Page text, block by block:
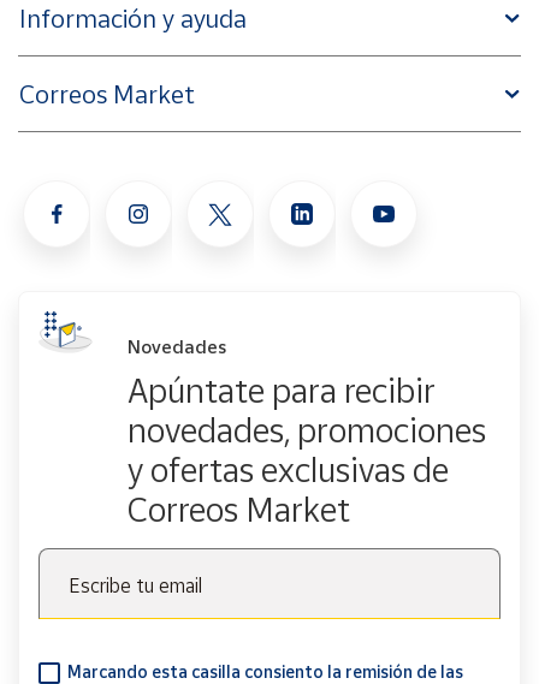
Información y ayuda
Correos Market
Novedades
Apúntate para recibir
novedades, promociones
y ofertas exclusivas de
Correos Market
Escribe tu email
Marcando esta casilla consiento la remisión de las